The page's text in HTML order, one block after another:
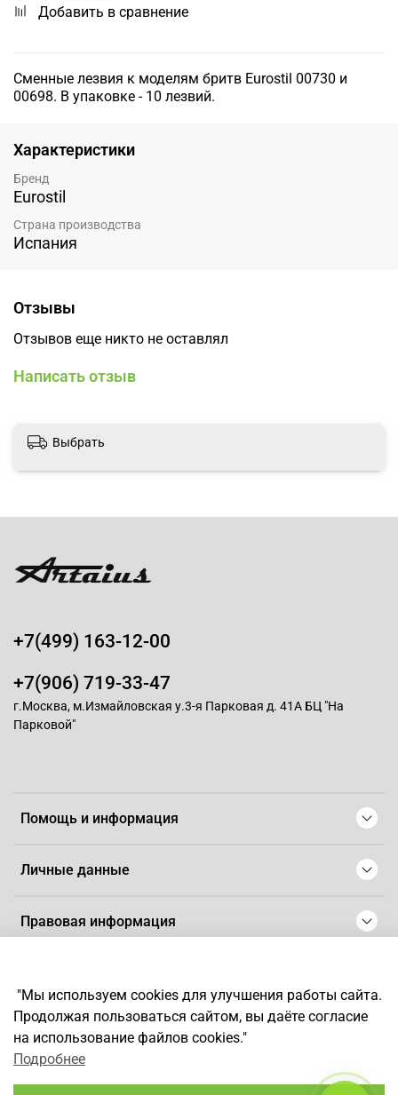
Добавить в сравнение
Сменные лезвия к моделям бритв Eurostil 00730 и
00698. В упаковке - 10 лезвий.
Характеристики
Бренд
Eurostil
Страна производства
Испания
Отзывы
Отзывов еще никто не оставлял
Написать отзыв
Выбрать
Помощь и информация
Личные данные
Правовая информация
+7(499) 163-12-00
+7(906) 719-33-47
г.Москва, м.Измайловская у.3-я Парковая д. 41А БЦ "На
Парковой"
*Любое использование контента без письменного разрешения
запрещено
"Мы используем cookies для улучшения работы сайта.
Продолжая пользоваться сайтом, вы даёте согласие
на использование файлов cookies."
Подробнее